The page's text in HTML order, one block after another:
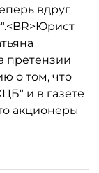
вдруг
претензии
о том, что
и в газете
акционеры